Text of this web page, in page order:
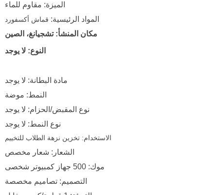
الميزة: مقاوم للماء
المواد الرئيسية: قماش أكسفورد
مكان المنشأ: تشجيانغ، الصين
النوع: لا يوجد
مادة البطانة: لا يوجد
النمط: موضة
نوع المقبض/الحزام: لا يوجد
نوع النمط: لا يوجد
الاستخدام: تخزين نزهة الطلاب للتخييم
الشعار: شعار مخصص
موك: 500 جهاز كمبيوتر شخصى
التصميم: تصاميم مخصصة